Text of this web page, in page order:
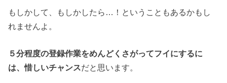
もしかして、もしかしたら…！ということもあるかもし
れませんよ。
５分程度の登録作業をめんどくさがってフイにするに
は、惜しいチャンスだと思います。